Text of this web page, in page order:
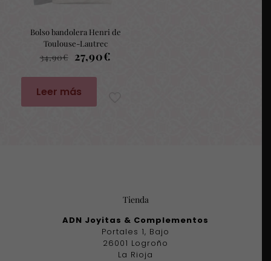
Bolso bandolera Henri de
Toulouse-Lautrec
34,90€ El
precio
original
era:
27,90€
Leer más
Tienda
ADN Joyitas & Complementos
Portales 1, Bajo
26001 Logroño
La Rioja